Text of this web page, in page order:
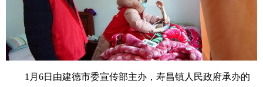
1月6日由建德市委宣传部主办，寿昌镇人民政府承办的